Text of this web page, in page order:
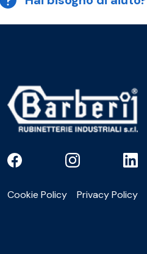
Cookie Policy Privacy Policy